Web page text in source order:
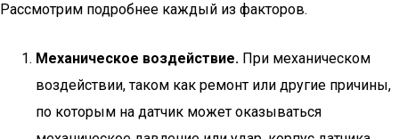
Рассмотрим подробнее каждый из факторов.
Механическое воздействие. При механическом
воздействии, таком как ремонт или другие причины,
по которым на датчик может оказываться